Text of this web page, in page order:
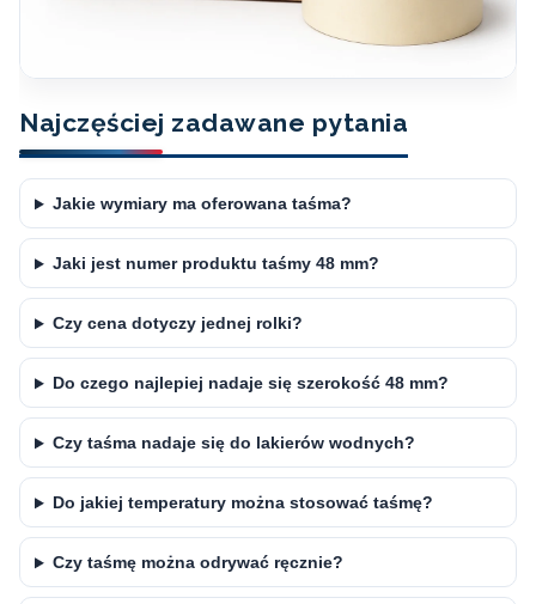
Najczęściej zadawane pytania
Jakie wymiary ma oferowana taśma?
Jaki jest numer produktu taśmy 48 mm?
Czy cena dotyczy jednej rolki?
Do czego najlepiej nadaje się szerokość 48 mm?
Czy taśma nadaje się do lakierów wodnych?
Do jakiej temperatury można stosować taśmę?
Czy taśmę można odrywać ręcznie?